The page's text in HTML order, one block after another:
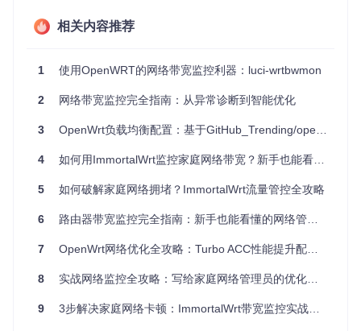
自适应界面：无论是PC还是移动设备，都能自动调整显示
轻量高效：不占用过多系统资源，对路由器性能影响极小。
问。
自动备份：定期自动备份流量统计信息，升级时也不失数
据。
灵活配置：通过简单的脚本操作，轻松实现个性化设置，比
结语
DDWRT-BWMON以其实用性、易用性和轻巧设计，在众多网
络管理工具中脱颖而出。对于任何希望细化管理自己网络环境
体验DDWRT-BWMON，让您的网络管理和优化步入新的层
相关内容推荐
1 使用OpenWRT的网络带宽监控利器：luci-wrtbwmon
2 网络带宽监控完全指南：从异常诊断到智能优化
3 OpenWrt负载均衡配置：基于GitHub_Trending/open/OpenWrt的多线路叠加
4 如何用ImmortalWrt监控家庭网络带宽？新手也能看懂的教程
5 如何破解家庭网络拥堵？ImmortalWrt流量管控全攻略
6 路由器带宽监控完全指南：新手也能看懂的网络管理教程
7 OpenWrt网络优化全攻略：Turbo ACC性能提升配置指南
8 实战网络监控全攻略：写给家庭网络管理员的优化指南
9 3步解决家庭网络卡顿：ImmortalWrt带宽监控实战指南